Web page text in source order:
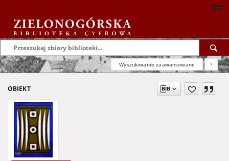
Wyszukiwanie zaawansowane ?
OBIEKT